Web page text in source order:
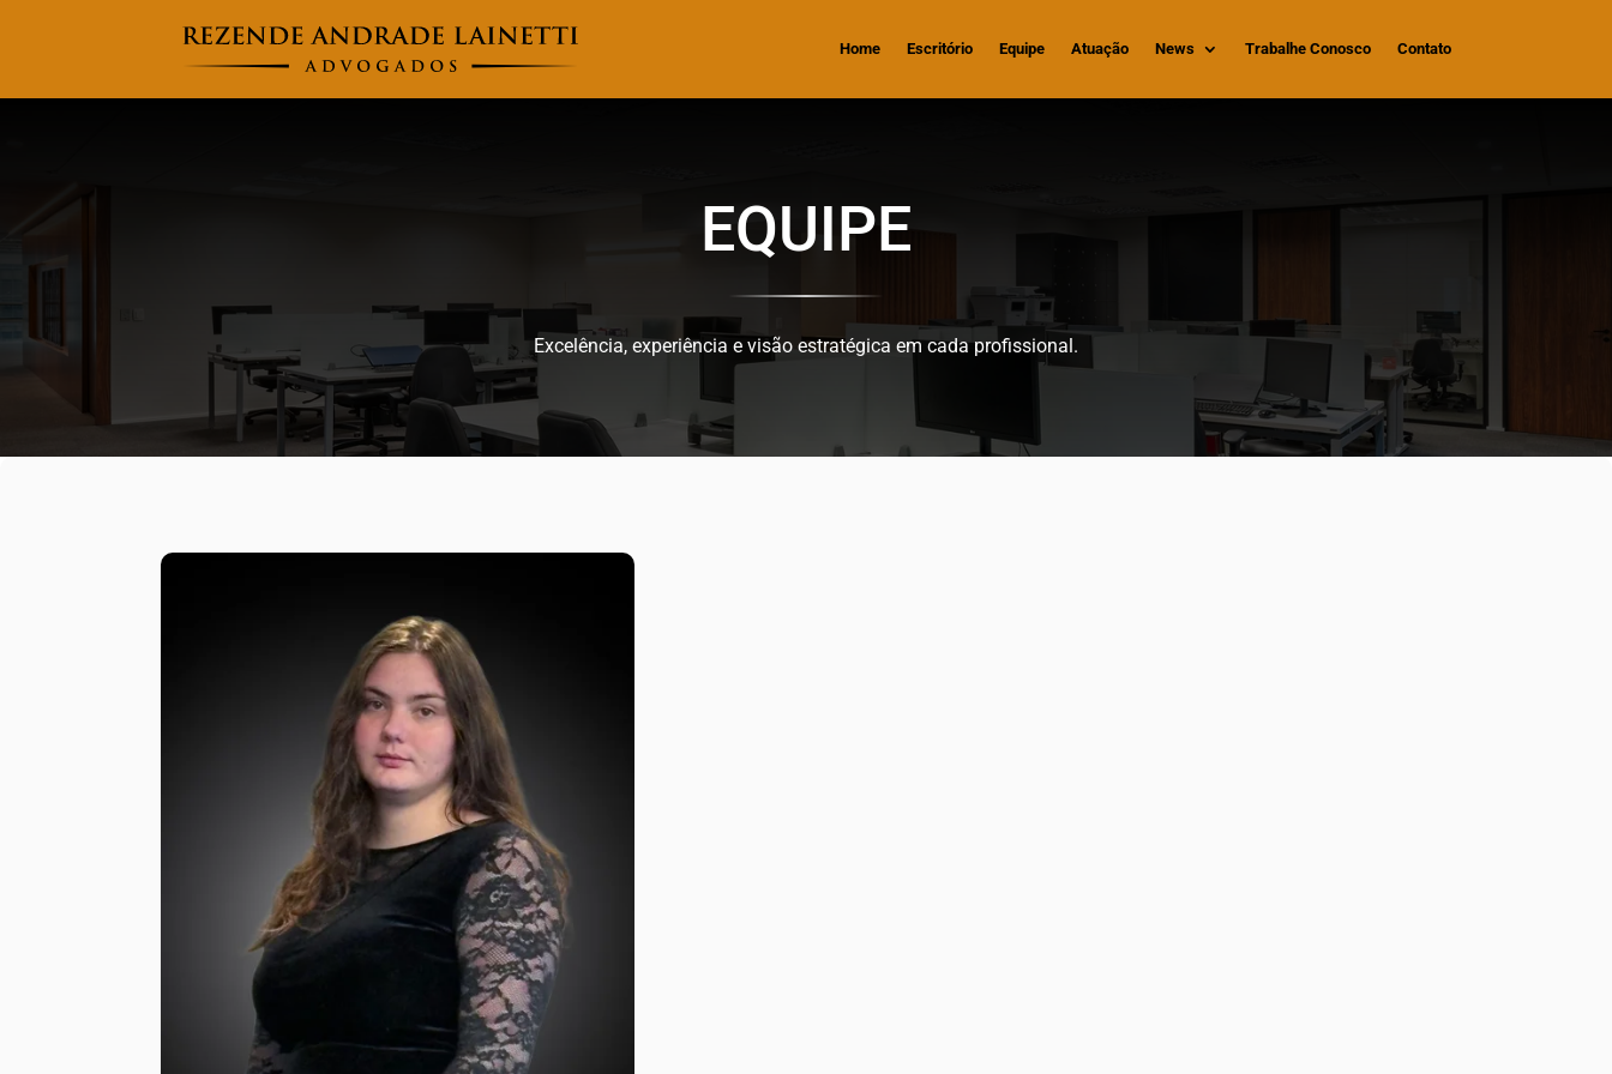
Home Escritório Equipe Atuação News Trabalhe Conosco Contato
EQUIPE
Excelência, experiência e visão estratégica em cada profissional.